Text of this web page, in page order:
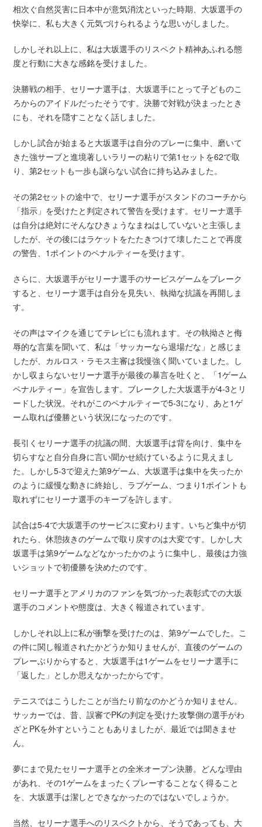
相次ぐ自然災害に日本中が意気消沈といった時期、大坂選手の
快挙に、私も大きく元気づけられるような思いがしました。
しかしそれ以上に、私は大坂選手のリスペクト精神あふれる態
度と行動に大きな感銘を受けました。
決勝戦の相手、セリーナ選手は、大坂選手にとって子どものこ
ろからのアイドルだったそうです。決勝で対戦が決まったとき
にも、それを隠すことなく話しました。
しかし試合が始まると大坂選手は自分のプレーに集中、磨いて
きた強サーブと進境著しいラリーの粘りで第1セットを62で取
り、第2セットも一歩も譲らない試合に持ち込みました。
その第2セットの途中で、セリーナ選手がスタンドのコーチから
「指示」を受けたと判定されて警告を受けます。セリーナ選手
は自分は絶対にそんなひきょうなまねはしていないと主張しま
したが、その後にはラケットをたたきつけて壊したことで再度
の警告、1ポイントのペナルティーを受けます。
さらに、大坂選手がセリーナ選手のサービスゲームをブレーク
すると、セリーナ選手は自分を見失い、執拗な抗議を再開しま
す。
その声はマイクを通じてテレビにも流れます。その執拗さと侮
辱的な言葉を聞いて、私は「サッカーなら退場だな」と感じま
したが、カルロス・ラモス主審は我慢強く聞いていました。し
かし収まらないセリーナ選手が最後の暴言を吐くと、「1ゲーム
ペナルティー」を宣告します。ブレークした大坂選手が4-3とリ
ードした状況。それがこのペナルティーで5-3になり、あと1ゲ
ーム取れば優勝という状況になったのです。
長引くセリーナ選手の抗議の間、大坂選手は背を向け、集中を
切らすなと自分自身に言い聞かせ続けているように見えまし
た。しかし5-3で迎えた第9ゲーム、大坂選手は集中を失ったか
のように緩慢な動きに終始し、ラブゲーム、つまり1ポイントも
取れずにセリーナ選手のキープを許します。
試合は5-4で大坂選手のサービスに変わります。いちど集中が切
れたら、休憩抜きのゲームで取り戻すのは大変です。しかし大
坂選手は第9ゲームなどなかったかのように集中し、最後は力強
いショットで初優勝を決めたのです。
セリーナ選手とアメリカのファンを気づかった表彰式での大坂
選手のコメントや態度は、大きく報道されています。
しかしそれ以上に私が衝撃を受けたのは、第9ゲームでした。こ
の件に関し報道されたかどうか知りませんが、直後のゲームの
プレーぶりからすると、大坂選手は1ゲームをセリーナ選手に
「返した」としか思えなかったからです。
テニスではこうしたことが当たり前なのかどうか知りません。
サッカーでは、昔、誤審でPKの判定を受けた攻撃側の選手がわ
ざとPKを外すということもありましたが、最近では聞きませ
ん。
夢にまで見たセリーナ選手との全米オープン決勝。どんな理由
があれ、その1ゲームをまったくプレーすることなく得ること
を、大坂選手は潔しとできなかったのではないでしょうか。
当然、セリーナ選手へのリスペクトから、そうであっても、大